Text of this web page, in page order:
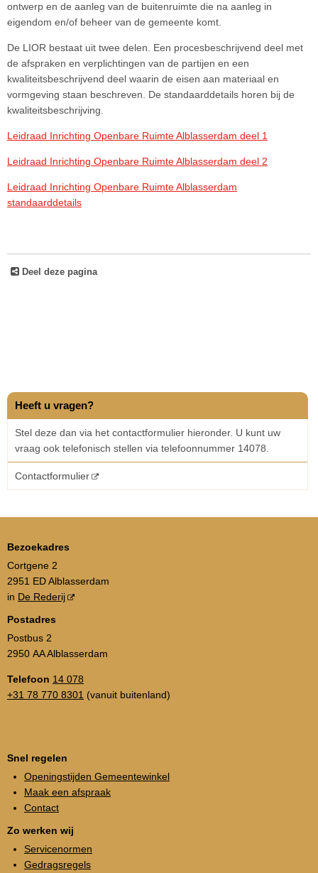
ontwerp en de aanleg van de buitenruimte die na aanleg in
eigendom en/of beheer van de gemeente komt.
De LIOR bestaat uit twee delen. Een procesbeschrijvend deel met
de afspraken en verplichtingen van de partijen en een
kwaliteitsbeschrijvend deel waarin de eisen aan materiaal en
vormgeving staan beschreven. De standaarddetails horen bij de
kwaliteitsbeschrijving.
Leidraad Inrichting Openbare Ruimte Alblasserdam deel 1
Leidraad Inrichting Openbare Ruimte Alblasserdam deel 2
Leidraad Inrichting Openbare Ruimte Alblasserdam
standaarddetails
Deel deze pagina
Heeft u vragen?
Stel deze dan via het contactformulier hieronder. U kunt uw
vraag ook telefonisch stellen via telefoonnummer 14078.
Contactformulier
Bezoekadres
Cortgene 2
2951 ED Alblasserdam
in De Rederij
Postadres
Postbus 2
2950 AA Alblasserdam
Telefoon 14 078
+31 78 770 8301 (vanuit buitenland)
Snel regelen
Openingstijden Gemeentewinkel
Maak een afspraak
Contact
Zo werken wij
Servicenormen
Gedragsregels